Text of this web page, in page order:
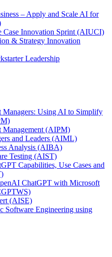
– Apply and Scale AI for
Case Innovation Sprint(AIUCI)
& Strategy Innovation
Leadership
Managers: Using AI to Simplify
Management (AIPM)
and Leaders (AIML)
Analysis (AIBA)
Testing (AIST)
Capabilities, Use Cases and
ChatGPT with Microsoft
(AISE)
Software Engineering using